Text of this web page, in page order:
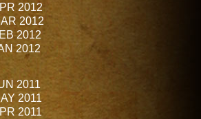
2012
2012
2012
2012
2011
2011
2011